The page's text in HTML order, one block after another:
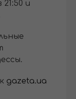
и
gazeta.ua